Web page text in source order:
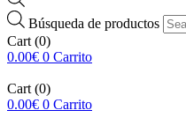
Búsqueda de productos
Cart (0)
0.00€ 0 Carrito
Cart (0)
0.00€ 0 Carrito